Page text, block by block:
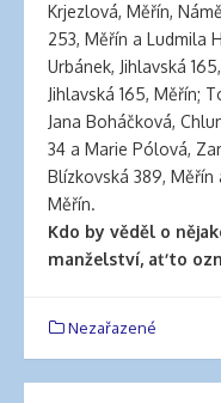
Krjezlová, Měřín,
253, Měřín a Ludmila
Urbánek, Jihlavská
Jihlavská 165, Měřín;
Jana Boháčková,
34 a Marie Pólová,
Blízkovská 389, Měřín
Měřín.
Kdo by věděl o
manželství, ať to
Nezařazené